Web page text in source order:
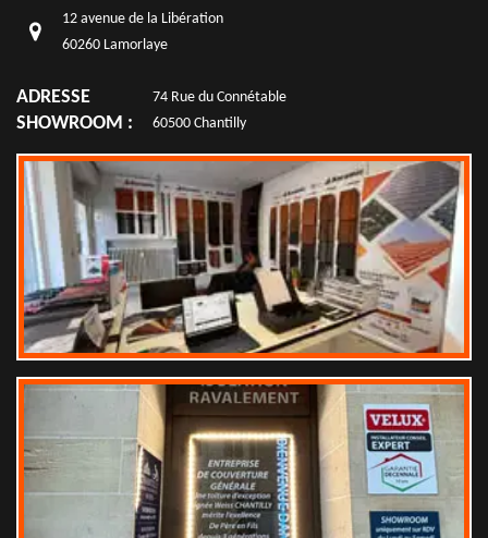
12 avenue de la Libération
60260 Lamorlaye
ADRESSE
SHOWROOM :
74 Rue du Connétable
60500 Chantilly